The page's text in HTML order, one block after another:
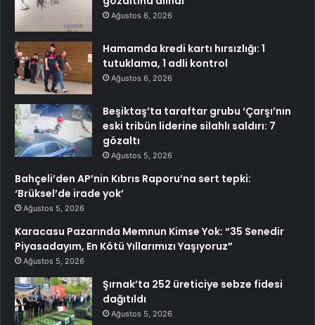
Ağustos 6, 2026
Hamamda kredi kartı hırsızlığı: 1
tutuklama, 1 adli kontrol
Ağustos 6, 2026
Beşiktaş’ta taraftar grubu ‘Çarşı’nın
eski tribün liderine silahlı saldırı: 7
gözaltı
Ağustos 5, 2026
Bahçeli’den AP’nin Kıbrıs Raporu’na sert tepki:
‘Brüksel’de irade yok’
Ağustos 5, 2026
Karacasu Pazarında Memnun Kimse Yok: “35 Senedir
Piyasadayım, En Kötü Yıllarımızı Yaşıyoruz”
Ağustos 5, 2026
Şırnak’ta 252 üreticiye sebze fidesi
dağıtıldı
Ağustos 5, 2026